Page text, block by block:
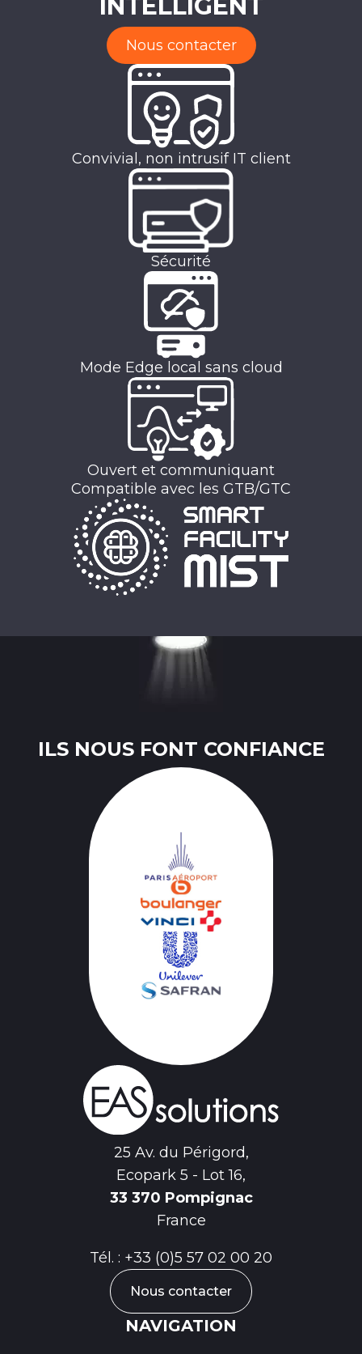
Nous contacter
Convivial, non intrusif IT client
Sécurité
Mode Edge local sans cloud
Ouvert et communiquant
Compatible avec les GTB/GTC
ILS NOUS FONT CONFIANCE
25 Av. du Périgord,
Ecopark 5 - Lot 16,
33 370 Pompignac
France
Tél. : +33 (0)5 57 02 00 20
Nous contacter
NAVIGATION